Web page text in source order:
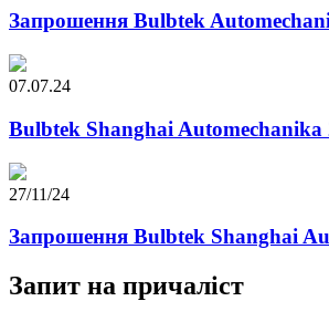
Запрошення Bulbtek
07.07.24
Bulbtek Shanghai Automechanika
27/11/24
Запрошення Bulbtek Shanghai
Запит на причаліст